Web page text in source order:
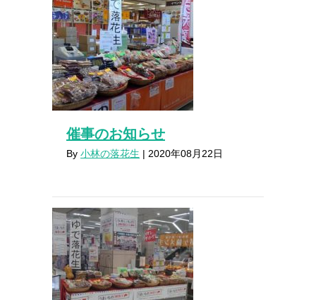
催事のお知らせ
By 小林の落花生 | 2020年08月22日